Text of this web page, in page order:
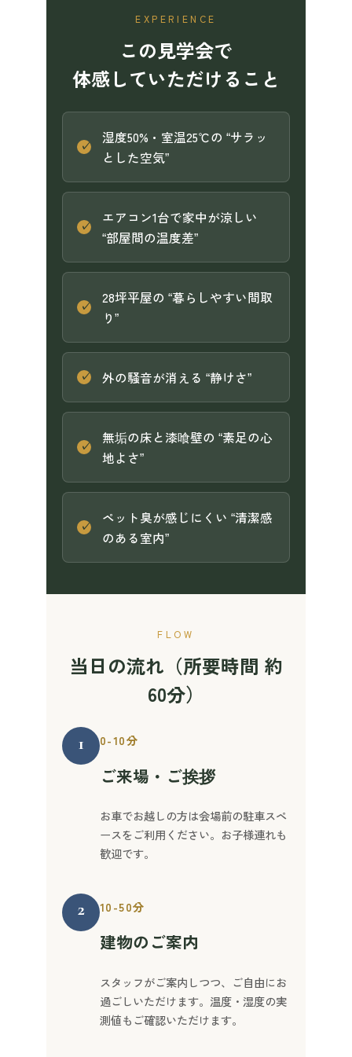
EXPERIENCE
この見学会で
体感していただけること
湿度50%・室温25℃の “サラッ
とした空気”
エアコン1台で家中が涼しい
“部屋間の温度差”
28坪平屋の “暮らしやすい間取
り”
外の騒音が消える “静けさ”
無垢の床と漆喰壁の “素足の心
地よさ”
ペット臭が感じにくい “清潔感
のある室内”
FLOW
当日の流れ（所要時間 約
60分）
1 0-10分
ご来場・ご挨拶
お車でお越しの方は会場前の駐車スペ
ースをご利用ください。お子様連れも
歓迎です。
2 10-50分
建物のご案内
スタッフがご案内しつつ、ご自由にお
過ごしいただけます。温度・湿度の実
測値もご確認いただけます。